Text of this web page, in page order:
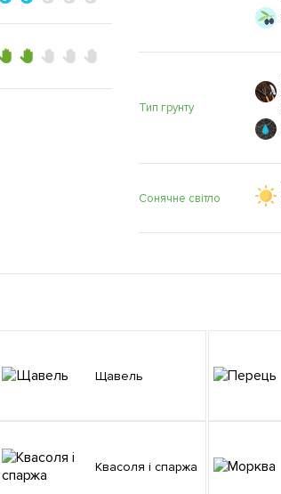
Тип грунту
Сонячне світло
Щавель
Квасоля і спаржа